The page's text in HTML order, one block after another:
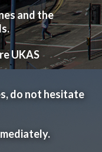
and the
UKAS
do not hesitate